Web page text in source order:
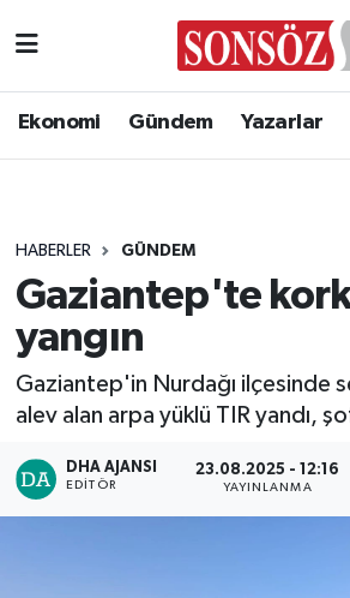
Ekonomi Gündem Yazarlar
HABERLER GÜNDEM
Gaziantep'te
yangın
Gaziantep'in Nurdağı ilçesinde
alev alan arpa yüklü TIR yandı,
DHA AJANSI
EDITÖR
23.08.2025 - 12:16
YAYINLANMA